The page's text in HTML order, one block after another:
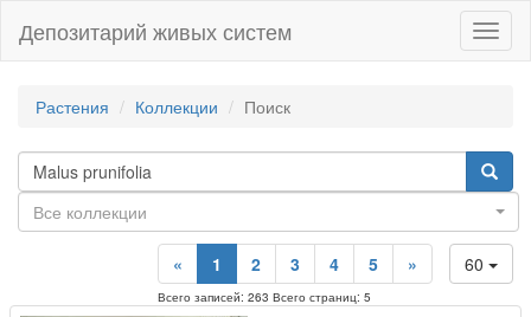
Депозитарий живых систем
Растения Коллекции Поиск
Все коллекции
60
« 1 2 3 4 5 »
Всего записей: 263 Всего страниц: 5